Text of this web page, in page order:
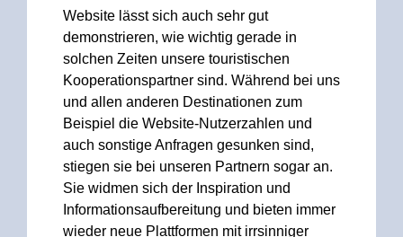
Website lässt sich auch sehr gut
demonstrieren, wie wichtig gerade in
solchen Zeiten unsere touristischen
Kooperationspartner sind. Während bei uns
und allen anderen Destinationen zum
Beispiel die Website-Nutzerzahlen und
auch sonstige Anfragen gesunken sind,
stiegen sie bei unseren Partnern sogar an.
Sie widmen sich der Inspiration und
Informationsaufbereitung und bieten immer
wieder neue Plattformen mit irrsinniger